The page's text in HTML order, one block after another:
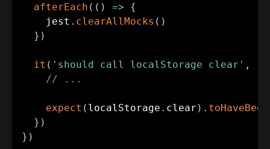
afterEach ( ( ) =>
{
    jest
. clearAllMocks ( )
} )
it ( 'should call localStorage clear' ,
// ...
expect ( localStorage . clear ) .
} )
} )